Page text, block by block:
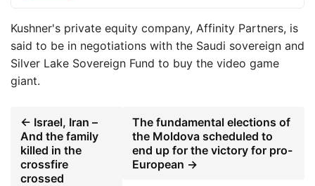
Kushner's private equity company, Affinity Partners, is
said to be in negotiations with the Saudi sovereign and
Silver Lake Sovereign Fund to buy the video game
giant.
← Israel, Iran –
And the family
killed in the
crossfire
crossed
The fundamental elections of
the Moldova scheduled to
end up for the victory for pro-
European →